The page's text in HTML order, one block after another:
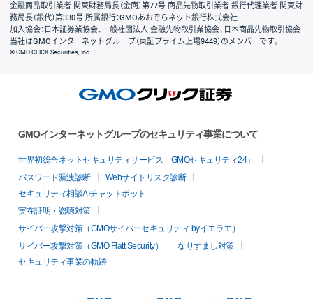
金融商品取引業者 関東財務局長（金商）第77号 商品先物取引業者 銀行代理業者 関東財
務局長（銀代）第330号 所属銀行：GMOあおぞらネット銀行株式会社
加入協会：日本証券業協会、一般社団法人 金融先物取引業協会、日本商品先物取引協会
当社はGMOインターネットグループ（東証プライム上場9449）のメンバーです。
© GMO CLICK Securities, Inc.
GMOインターネットグループのセキュリティ事業について
世界初総合ネットセキュリティサービス「GMOセキュリティ24」
パスワード漏洩診断
Webサイトリスク診断
セキュリティ相談AIチャットボット
実在証明・盗聴対策
サイバー攻撃対策（GMOサイバーセキュリティ byイエラエ）
サイバー攻撃対策（GMO Flatt Security）
なりすまし対策
セキュリティ事業の軌跡